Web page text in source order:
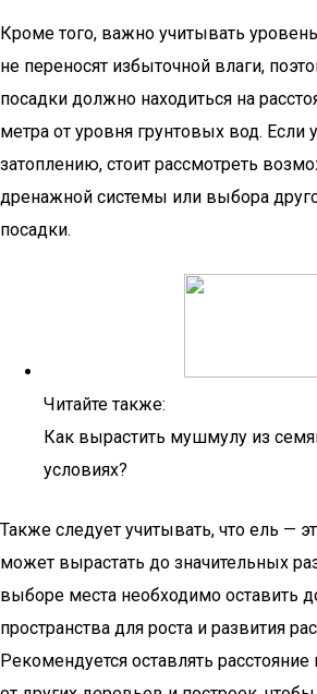
Кроме того, важно учитывать
не переносят избыточной влаги,
посадки должно находиться на
метра от уровня грунтовых вод. Если
затоплению, стоит рассмотреть
дренажной системы или выбора
посадки.
Читайте также:
Как вырастить мушмулу из
условиях?
Также следует учитывать, что ель —
может вырастать до значительных
выборе места необходимо оставить
пространства для роста и развития
Рекомендуется оставлять